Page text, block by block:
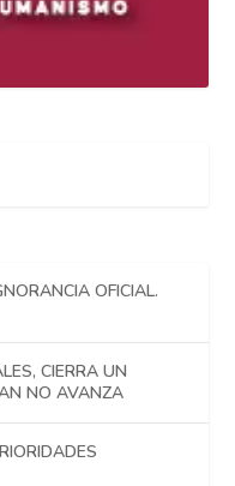
OFICIAL.
CIERRA UN
NO AVANZA